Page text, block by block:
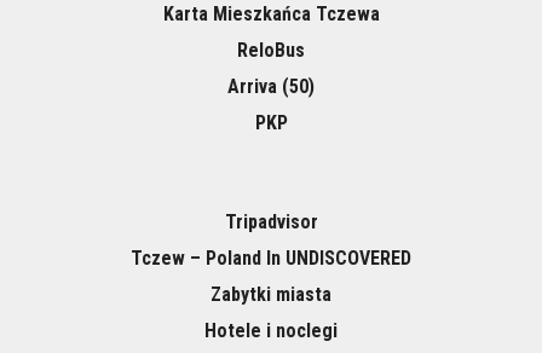
Karta Mieszkańca Tczewa
ReloBus
Arriva (50)
PKP
Tripadvisor
Tczew – Poland In UNDISCOVERED
Zabytki miasta
Hotele i noclegi